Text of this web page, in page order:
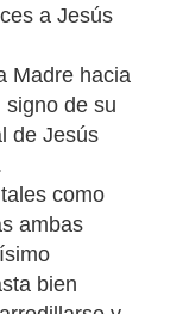
a Jesús
Madre hacia
de su
de Jesús
como
ambas
bien